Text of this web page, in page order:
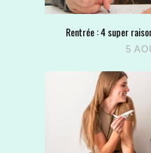
Rentrée : 4 super
5